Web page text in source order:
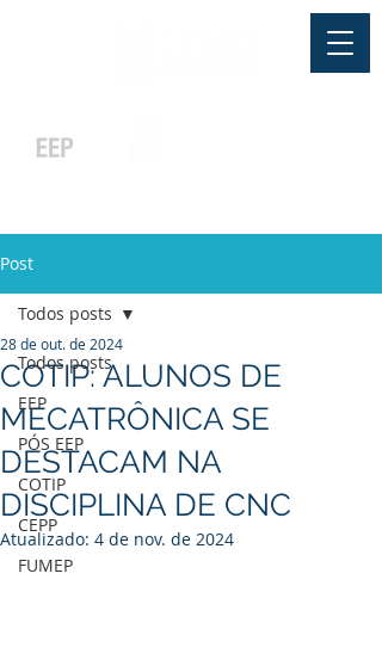
Post
Todos posts
EEP
PÓS EEP
COTIP
CEPP
FUMEP
Todos posts
COTIP: ALUNOS DE
MECATRÔNICA SE
DESTACAM NA
DISCIPLINA DE CNC
28 de out. de 2024
Atualizado: 4 de nov. de 2024